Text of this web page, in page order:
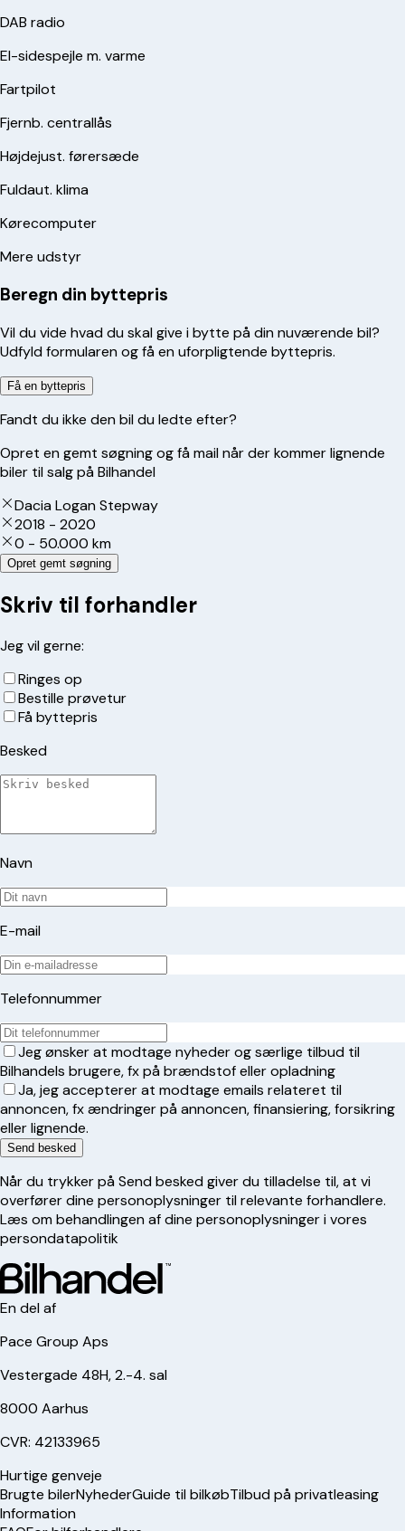
DAB radio
El-sidespejle m. varme
Fartpilot
Fjernb. centrallås
Højdejust. førersæde
Fuldaut. klima
Kørecomputer
Mere udstyr
Beregn din byttepris
Vil du vide hvad du skal give i bytte på din nuværende bil?
Udfyld formularen og få en uforpligtende byttepris.
Få en byttepris
Fandt du ikke den bil du ledte efter?
Opret en gemt søgning og få mail når der kommer lignende
biler til salg på Bilhandel
Dacia Logan Stepway
2018 - 2020
0 - 50.000 km
Opret gemt søgning
Skriv til forhandler
Jeg vil gerne:
Ringes op
Bestille prøvetur
Få byttepris
Besked
Navn
E-mail
Telefonnummer
Jeg ønsker at modtage nyheder og særlige tilbud til
Bilhandels brugere, fx på brændstof eller opladning
Ja, jeg accepterer at modtage emails relateret til
annoncen, fx ændringer på annoncen, finansiering, forsikring
eller lignende.
Send besked
Når du trykker på Send besked giver du tilladelse til, at vi
overfører dine personoplysninger til relevante forhandlere.
Læs om behandlingen af dine personoplysninger i vores
persondatapolitik
En del af
Pace Group Aps
Vestergade 48H, 2.-4. sal
8000 Aarhus
CVR: 42133965
Hurtige genveje
Brugte bilerNyhederGuide til bilkøbTilbud på privatleasing
Information